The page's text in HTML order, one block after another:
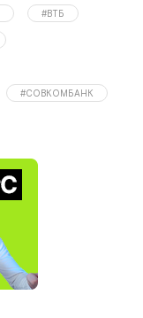
#ВТБ
#СОВКОМБАНК